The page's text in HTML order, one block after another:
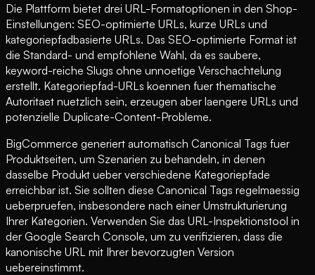
Die Plattform bietet drei URL-Formatoptionen in den Shop-
Einstellungen: SEO-optimierte URLs, kurze URLs und
kategoriepfadbasierte URLs. Das SEO-optimierte Format ist
die Standard- und empfohlene Wahl, da es saubere,
keyword-reiche Slugs ohne unnoetige Verschachtelung
erstellt. Kategoriepfad-URLs koennen fuer thematische
Autoritaet nuetzlich sein, erzeugen aber laengere URLs und
potenzielle Duplicate-Content-Probleme.
BigCommerce generiert automatisch Canonical Tags fuer
Produktseiten, um Szenarien zu behandeln, in denen
dasselbe Produkt ueber verschiedene Kategoriepfade
erreichbar ist. Sie sollten diese Canonical Tags regelmaessig
ueberpruefen, insbesondere nach einer Umstrukturierung
Ihrer Kategorien. Verwenden Sie das URL-Inspektionstool in
der Google Search Console, um zu verifizieren, dass die
kanonische URL mit Ihrer bevorzugten Version
uebereinstimmt.